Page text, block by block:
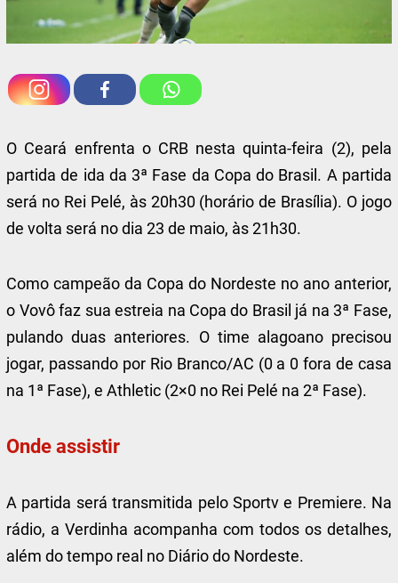
O Ceará enfrenta o CRB nesta quinta-feira (2), pela
partida de ida da 3ª Fase da Copa do Brasil. A partida
será no Rei Pelé, às 20h30 (horário de Brasília). O jogo
de volta será no dia 23 de maio, às 21h30.
Como campeão da Copa do Nordeste no ano anterior,
o Vovô faz sua estreia na Copa do Brasil já na 3ª Fase,
pulando duas anteriores. O time alagoano precisou
jogar, passando por Rio Branco/AC (0 a 0 fora de casa
na 1ª Fase), e Athletic (2×0 no Rei Pelé na 2ª Fase).
Onde assistir
A partida será transmitida pelo Sportv e Premiere. Na
rádio, a Verdinha acompanha com todos os detalhes,
além do tempo real no Diário do Nordeste.